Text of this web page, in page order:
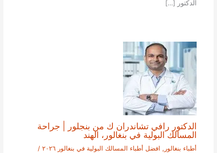
الدكتور […]
الدكتور رافي تشاندران ك من بنجلور | جراحة
المسالك البولية في بنغالور، الهند
أطباء بنغالور , افضل أطباء المسالك البولية في بنغالور ٢٠٢٦
/